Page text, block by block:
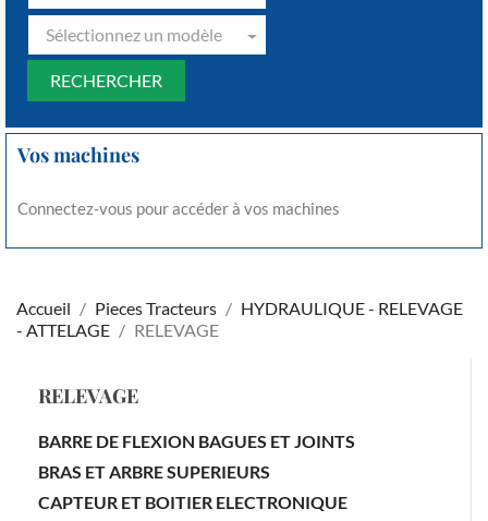
Sélectionnez un modèle
Vos machines
Connectez-vous pour accéder à vos machines
Accueil Pieces Tracteurs
HYDRAULIQUE - RELEVAGE
- ATTELAGE
RELEVAGE
RELEVAGE
BARRE DE FLEXION BAGUES ET JOINTS
BRAS ET ARBRE SUPERIEURS
CAPTEUR ET BOITIER ELECTRONIQUE